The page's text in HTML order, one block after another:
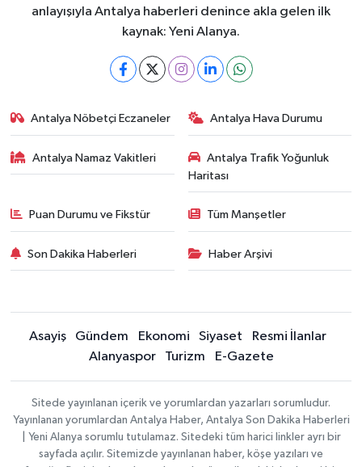
anlayışıyla Antalya haberleri denince akla gelen ilk
kaynak: Yeni Alanya.
Antalya Nöbetçi Eczaneler Antalya Hava Durumu
Antalya Namaz Vakitleri
Antalya Trafik Yoğunluk
Haritası
Puan Durumu ve Fikstür Tüm Manşetler
Son Dakika Haberleri Haber Arşivi
Asayiş Gündem Ekonomi Siyaset
Resmi İlanlar
Alanyaspor
Turizm E-Gazete
Sitede yayınlanan içerik ve yorumlardan yazarları sorumludur.
Yayınlanan yorumlardan Antalya Haber, Antalya Son Dakika Haberleri
| Yeni Alanya sorumlu tutulamaz. Sitedeki tüm harici linkler ayrı bir
sayfada açılır. Sitemizde yayınlanan haber, köşe yazıları ve